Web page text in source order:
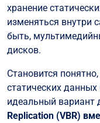
хранение
изменяться внутри
быть,
дисков.
Становится
статических
идеальный вариант
Replication (VBR)